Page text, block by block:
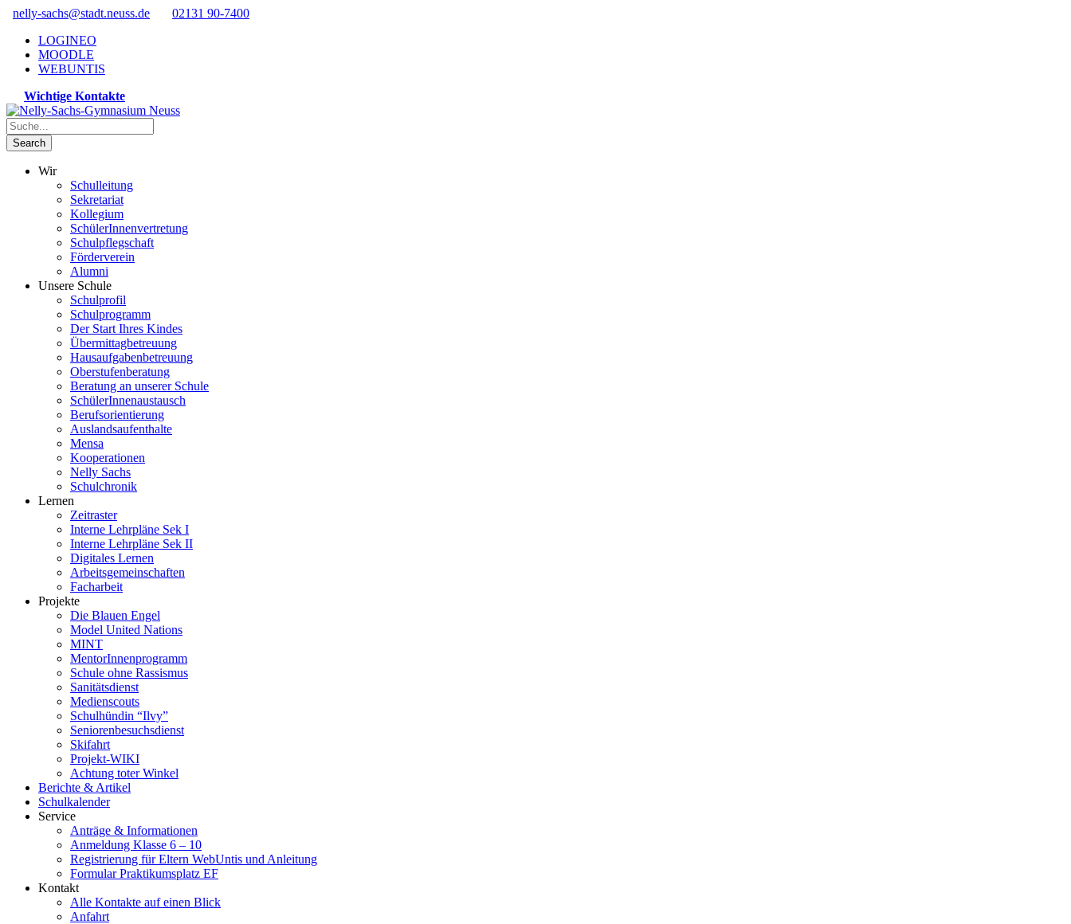
nelly-sachs@stadt.neuss.de
02131 90-7400
LOGINEO
MOODLE
WEBUNTIS
Wichtige Kontakte
Wir
Schulleitung
Sekretariat
Kollegium
SchülerInnenvertretung
Schulpflegschaft
Förderverein
Alumni
Unsere Schule
Schulprofil
Schulprogramm
Der Start Ihres Kindes
Übermittagbetreuung
Hausaufgabenbetreuung
Oberstufenberatung
Beratung an unserer Schule
SchülerInnenaustausch
Berufsorientierung
Auslandsaufenthalte
Mensa
Kooperationen
Nelly Sachs
Schulchronik
Lernen
Zeitraster
Interne Lehrpläne Sek I
Interne Lehrpläne Sek II
Digitales Lernen
Arbeitsgemeinschaften
Facharbeit
Projekte
Die Blauen Engel
Model United Nations
MINT
MentorInnenprogramm
Schule ohne Rassismus
Sanitätsdienst
Medienscouts
Schulhündin “Ilvy”
Seniorenbesuchsdienst
Skifahrt
Projekt-WIKI
Achtung toter Winkel
Berichte & Artikel
Schulkalender
Service
Anträge & Informationen
Anmeldung Klasse 6 – 10
Registrierung für Eltern WebUntis und Anleitung
Formular Praktikumsplatz EF
Kontakt
Alle Kontakte auf einen Blick
Anfahrt